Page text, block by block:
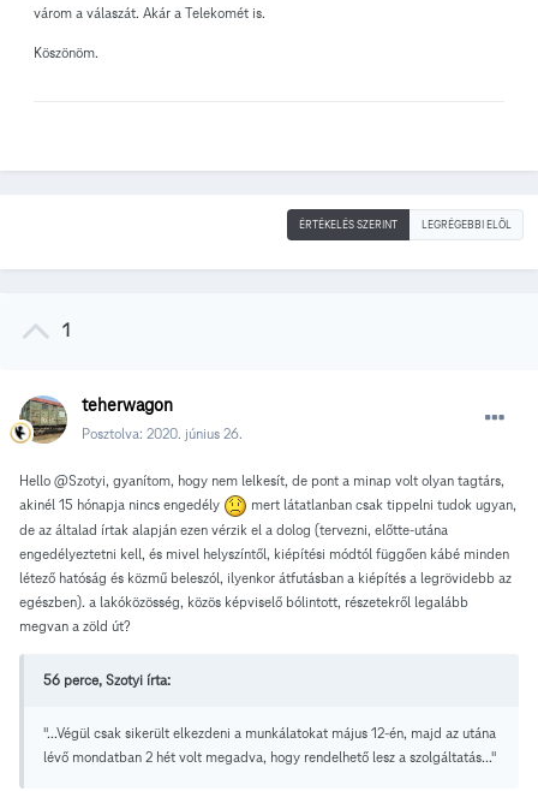
várom a válaszát. Akár a Telekomét is.
Köszönöm.
ÉRTÉKELÉS SZERINT LEGRÉGEBBI ELÖL
1
teherwagon
Posztolva: 2020. június 26.
Hello @Szotyi, gyanítom, hogy nem lelkesít, de pont a minap volt olyan tagtárs,
akinél 15 hónapja nincs engedély
mert látatlanban csak tippelni tudok ugyan,
de az általad írtak alapján ezen vérzik el a dolog (tervezni, előtte-utána
engedélyeztetni kell, és mivel helyszíntől, kiépítési módtól függően kábé minden
létező hatóság és közmű beleszól, ilyenkor átfutásban a kiépítés a legrövidebb az
egészben). a lakóközösség, közös képviselő bólintott, részetekről legalább
megvan a zöld út?
56 perce, Szotyi írta:
"...Végül csak sikerült elkezdeni a munkálatokat május 12-én, majd az utána
lévő mondatban 2 hét volt megadva, hogy rendelhető lesz a szolgáltatás..."